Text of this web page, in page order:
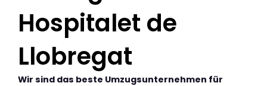
Hospitalet de
Llobregat
Wir sind das beste Umzugsunternehmen für